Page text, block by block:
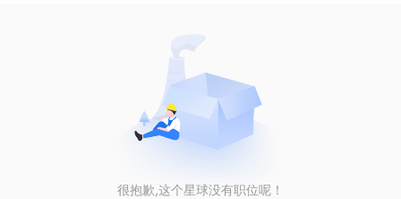
很抱歉,这个星球没有职位呢！